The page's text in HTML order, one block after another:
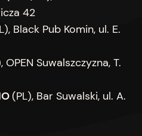
42
Black Pub Komin, ul. E.
OPEN Suwalszczyzna, T.
(PL), Bar Suwalski, ul. A.